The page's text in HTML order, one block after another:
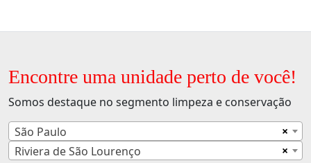
Encontre uma unidade perto de você!
Somos destaque no segmento limpeza e conservação
×
São Paulo
×
Riviera de São Lourenço